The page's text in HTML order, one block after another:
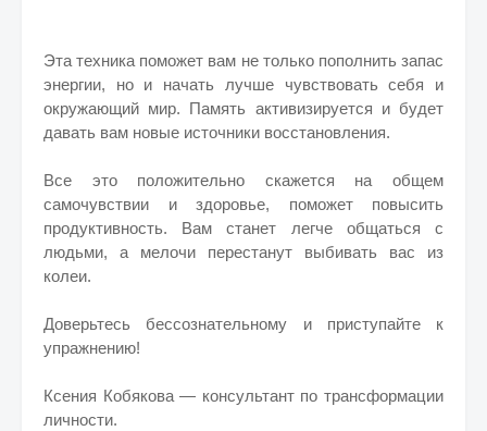
Эта техника поможет вам не только пополнить запас
энергии, но и начать лучше чувствовать себя и
окружающий мир. Память активизируется и будет
давать вам новые источники восстановления.
Все это положительно скажется на общем
самочувствии и здоровье, поможет повысить
продуктивность. Вам станет легче общаться с
людьми, а мелочи перестанут выбивать вас из
колеи.
Доверьтесь бессознательному и приступайте к
упражнению!
Ксения Кобякова — консультант по трансформации
личности.